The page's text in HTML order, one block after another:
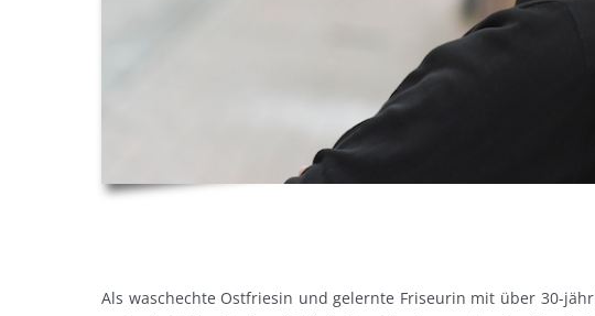
Als waschechte Ostfriesin und gelernte Friseurin mit über 30-